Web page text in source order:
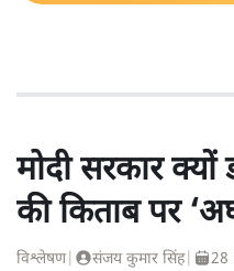
मोदी सरकार
की किताब पर
विश्लेषण| संजय कुमार सिंह| 28